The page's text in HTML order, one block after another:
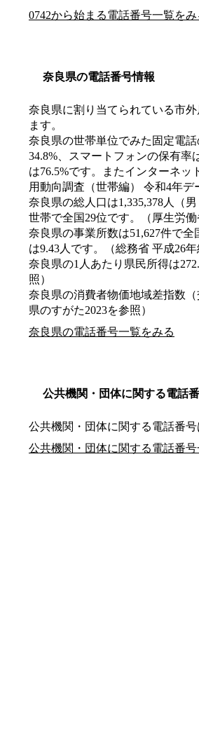
0742から始まる電話番号一覧をみ
奈良県の電話番号情報
奈良県に割り当てられている市外
ます。
奈良県の世帯単位でみた固定電
34.8%、スマートフォンの保有率
は76.5%です。またインターネッ
用動向調査（世帯編） 令和4年デ
奈良県の総人口は1,335,378人（
世帯で全国29位です。（厚生労
奈良県の事業所数は51,627件で
は9.43人です。（総務省 平成26
奈良県の1人あたり県民所得は
照）
奈良県の消費者物価地域差指数
県のすがた2023を参照）
奈良県の電話番号一覧をみる
公共機関・団体に関する電話
公共機関・団体に関する電話番号
公共機関・団体に関する電話番号